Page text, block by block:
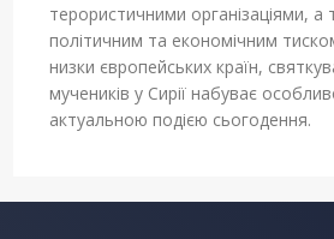
терористичними організаціями, а
політичним та економічним
низки європейських країн,
мучеників у Сирії набуває
актуальною подією сьогодення.